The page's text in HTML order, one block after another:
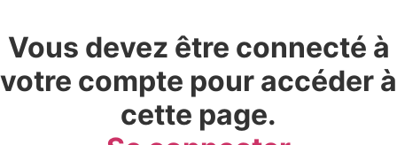
Vous devez être connecté à
votre compte pour accéder à
cette page.